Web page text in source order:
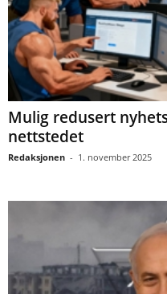
Mulig redusert
nettstedet
Redaksjonen - 1. november 2025